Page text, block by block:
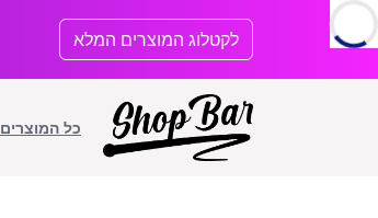
לקטלוג המוצרים המלא
כל המוצרים